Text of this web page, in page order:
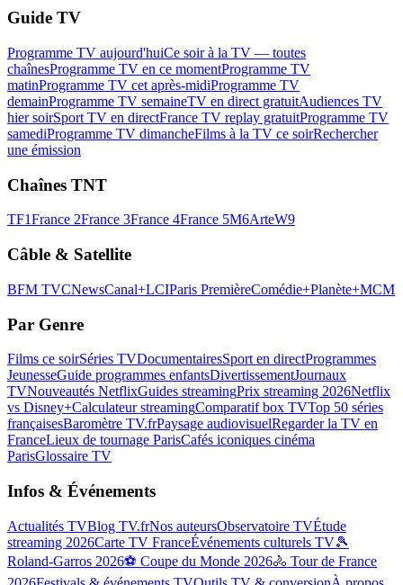
Guide TV
Programme TV aujourd'huiCe soir à la TV — toutes
chaînesProgramme TV en ce momentProgramme TV
matinProgramme TV cet après-midiProgramme TV
demainProgramme TV semaineTV en direct gratuitAudiences TV
hier soirSport TV en directFrance TV replay gratuitProgramme TV
samediProgramme TV dimancheFilms à la TV ce soirRechercher
une émission
Chaînes TNT
TF1France 2France 3France 4France 5M6ArteW9
Câble & Satellite
BFM TVCNewsCanal+LCIParis PremièreComédie+Planète+MCM
Par Genre
Films ce soirSéries TVDocumentairesSport en directProgrammes
JeunesseGuide programmes enfantsDivertissementJournaux
TVNouveautés NetflixGuides streamingPrix streaming 2026Netflix
vs Disney+Calculateur streamingComparatif box TVTop 50 séries
françaisesBaromètre TV.frPaysage audiovisuelRegarder la TV en
FranceLieux de tournage ParisCafés iconiques cinéma
ParisGlossaire TV
Infos & Événements
Actualités TVBlog TV.frNos auteursObservatoire TVÉtude
streaming 2026Carte TV FranceÉvénements culturels TV🎾
Roland-Garros 2026⚽ Coupe du Monde 2026🚴 Tour de France